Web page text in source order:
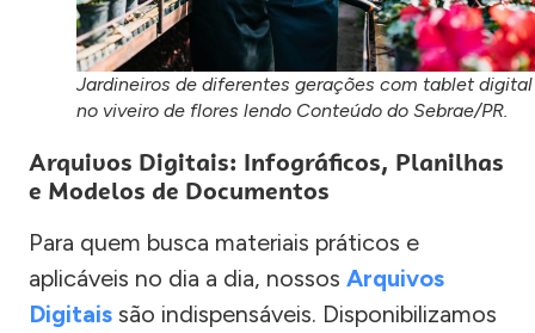
Jardineiros de diferentes gerações com tablet digital
no viveiro de flores lendo Conteúdo do Sebrae/PR.
Arquivos Digitais: Infográficos, Planilhas
e Modelos de Documentos
Para quem busca materiais práticos e
aplicáveis no dia a dia, nossos Arquivos
Digitais são indispensáveis. Disponibilizamos